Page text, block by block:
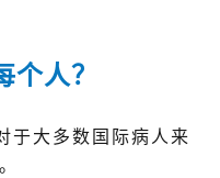
人？
于大多数国际病人来